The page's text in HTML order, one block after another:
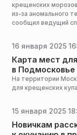
крещенских
из-за аномального
сообщил ведущий
16 января 2025
Карта мест
в Подмосковье
На территории
для крещенских
15 января 2025
Новичкам